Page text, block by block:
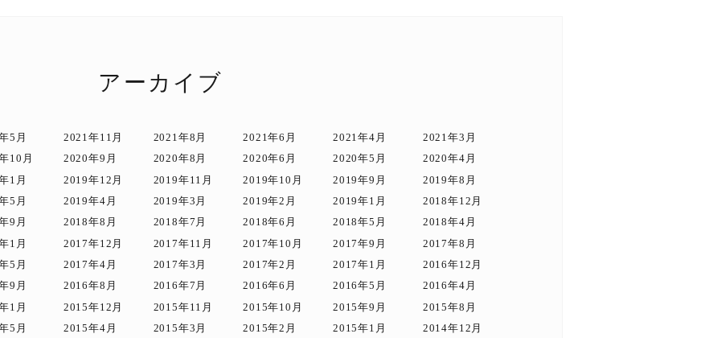
アーカイブ
5月 2021年11月 2021年8月 2021年6月 2021年4月
2021年3月
10月 2020年9月 2020年8月 2020年6月 2020年5月
2020年4月
1月 2019年12月 2019年11月 2019年10月 2019年9月
2019年8月
5月 2019年4月 2019年3月 2019年2月 2019年1月
2018年12月
9月 2018年8月 2018年7月 2018年6月 2018年5月
2018年4月
1月 2017年12月 2017年11月 2017年10月 2017年9月
2017年8月
5月 2017年4月 2017年3月 2017年2月 2017年1月
2016年12月
9月 2016年8月 2016年7月 2016年6月 2016年5月
2016年4月
1月 2015年12月 2015年11月 2015年10月 2015年9月
2015年8月
5月 2015年4月 2015年3月 2015年2月 2015年1月
2014年12月